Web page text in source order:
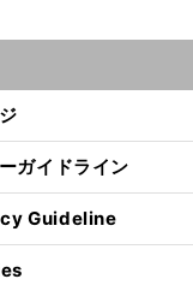
ガイドライン
Guideline